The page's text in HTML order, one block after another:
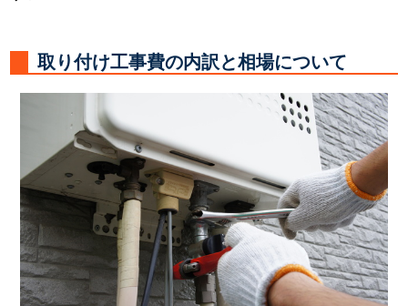
取り付け工事費の内訳と相場について